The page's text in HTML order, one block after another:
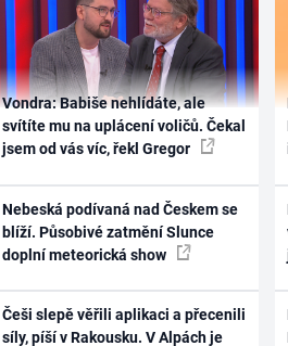
Vondra: Babiše nehlídáte, ale
svítíte mu na uplácení voličů. Čekal
jsem od vás víc, řekl Gregor
Nebeská podívaná nad Českem se
blíží. Působivé zatmění Slunce
doplní meteorická show
Češi slepě věřili aplikaci a přecenili
síly, píší v Rakousku. V Alpách je